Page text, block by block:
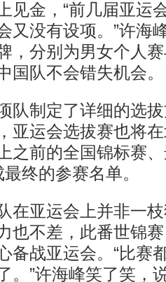
见金，“前几届亚运
又没有设项。”许海
，分别为男女个人
国队不会错失机会。
制定了详细的选拔
亚运会选拔赛也将
之前的全国锦标赛
终的参赛名单。
亚运会上并非一枝
也不差，此番世锦
备战亚运会。“比赛
。”许海峰笑了笑，